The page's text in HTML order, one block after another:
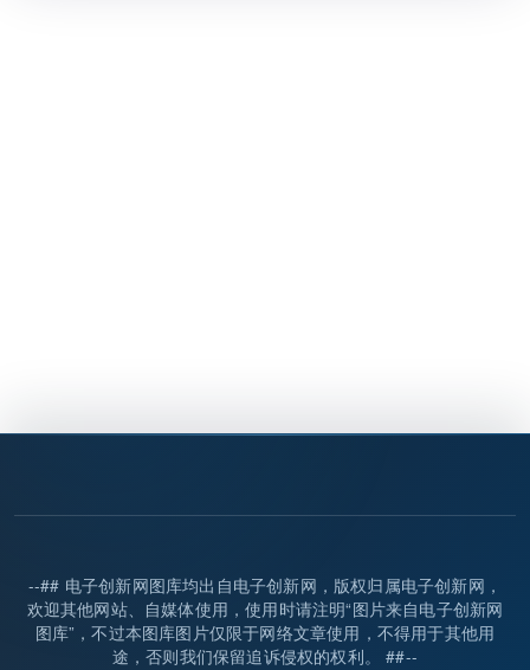
--## 电子创新网图库均出自电子创新网，版权归属电子创新网，
欢迎其他网站、自媒体使用，使用时请注明“图片来自电子创新网
图库”，不过本图库图片仅限于网络文章使用，不得用于其他用
途，否则我们保留追诉侵权的权利。 ##--